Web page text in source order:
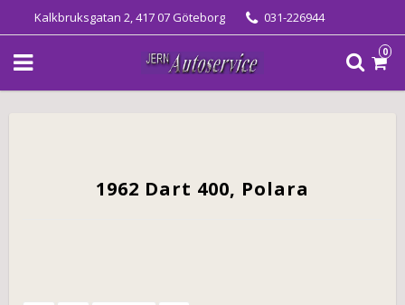
Kalkbruksgatan 2, 417 07 Göteborg 031-226944
0
1962 Dart 400, Polara